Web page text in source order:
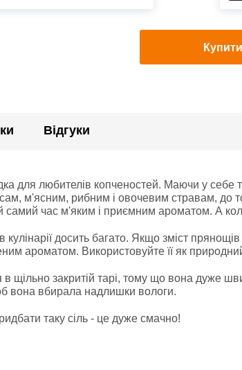
Відгуки
для любителів копченостей. Маючи у себе
м'ясним, рибним і овочевим стравам, до
самий час м'яким і приємним ароматом. А
кулінарії досить багато. Якщо зміст
ароматом. Використовуйте її як
в щільно закритій тарі, тому що вона
вона вбирала надлишки вологи.
таку сіль - це дуже смачно!